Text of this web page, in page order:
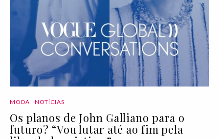
MODA NOTÍCIAS
Os planos de John Galliano para o
futuro? “Vou lutar até ao fim pela